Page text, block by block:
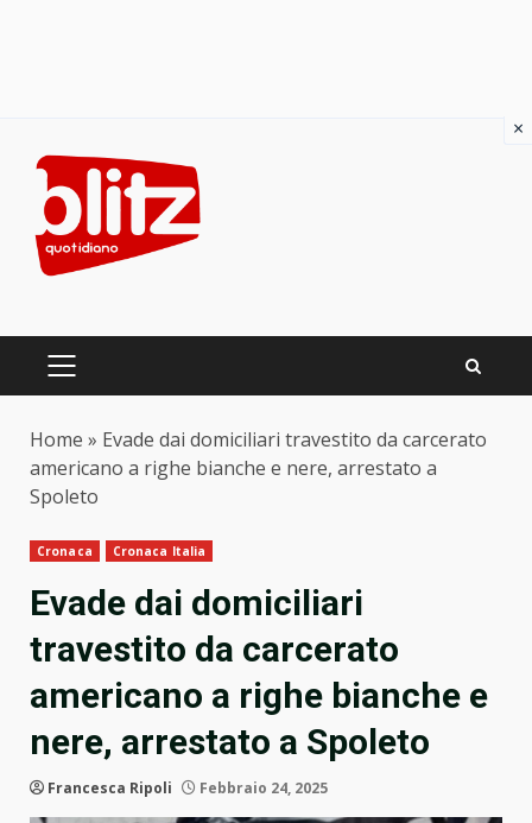
content
PRIMARY
Home » Evade dai domiciliari travestito da carcerato
americano a righe bianche e nere, arrestato a
Spoleto
Cronaca Cronaca Italia
Evade dai domiciliari
travestito da carcerato
americano a righe bianche e
nere, arrestato a Spoleto
Francesca Ripoli Febbraio 24, 2025
×